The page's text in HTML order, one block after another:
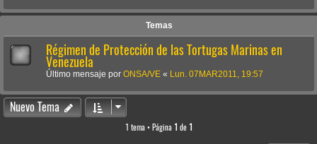
Temas
Régimen de Protección de las Tortugas Marinas en
Venezuela
Último mensaje por ONSA/VE « Lun. 07MAR2011, 19:57
Nuevo Tema
1 tema • Página 1 de 1